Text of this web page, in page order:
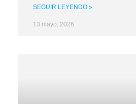
SEGUIR LEYENDO »
13 mayo, 2026